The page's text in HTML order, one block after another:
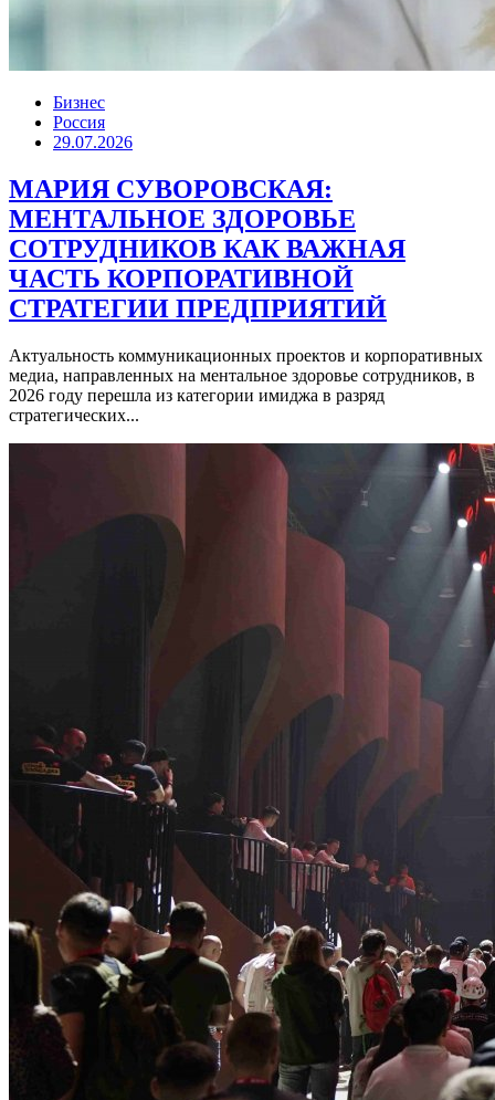
Бизнес
Россия
29.07.2026
МАРИЯ СУВОРОВСКАЯ:
МЕНТАЛЬНОЕ ЗДОРОВЬЕ
СОТРУДНИКОВ КАК ВАЖНАЯ
ЧАСТЬ КОРПОРАТИВНОЙ
СТРАТЕГИИ ПРЕДПРИЯТИЙ
Актуальность коммуникационных проектов и корпоративных
медиа, направленных на ментальное здоровье сотрудников, в
2026 году перешла из категории имиджа в разряд
стратегических...